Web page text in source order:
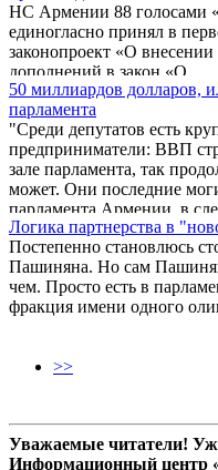
Армении, публикуем ниже:
НС Армении 88 голосами
единогласно принял в
законопроект «О
дополнений в закон «О
благотворительности».
50 миллиардов долларов,
парламента
"Среди депутатов есть
предприниматели: ВВП
зале парламента, так
может. Они последние
парламента Армении, в
предпринимателей не
защищены законом, и им
вступать в клуб
партии "Лусавор
Логика партнерства в
Постепенно становлюсь
Пашиняна. Но сам
чем. Просто есть в
фракция имени одного
>>
Уважаемые читатели!
Информационный центр